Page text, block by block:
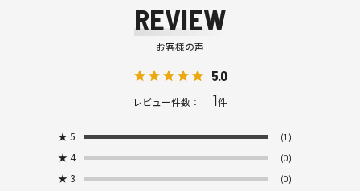
REVIEW
お客様の声
5.0
レビュー件数： 1件
★ 5 (1)
★ 4 (0)
★ 3 (0)